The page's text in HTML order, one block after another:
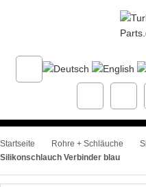
Startseite Rohre + Schläuche
Silikonschlauch Verbinder blau